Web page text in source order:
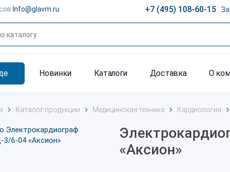
Info@glavm.ru +7 (495) 108-60-15
Новинки Каталоги Доставка О
Каталог продукции Медицинская техника Кардиология
«Аксион»